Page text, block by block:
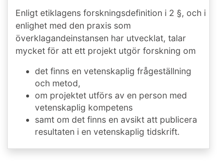
Enligt etiklagens forskningsdefinition i 2 §, och i
enlighet med den praxis som
överklagandeinstansen har utvecklat, talar
mycket för att ett projekt utgör forskning om
det finns en vetenskaplig frågeställning
och metod,
om projektet utförs av en person med
vetenskaplig kompetens
samt om det finns en avsikt att publicera
resultaten i en vetenskaplig tidskrift.